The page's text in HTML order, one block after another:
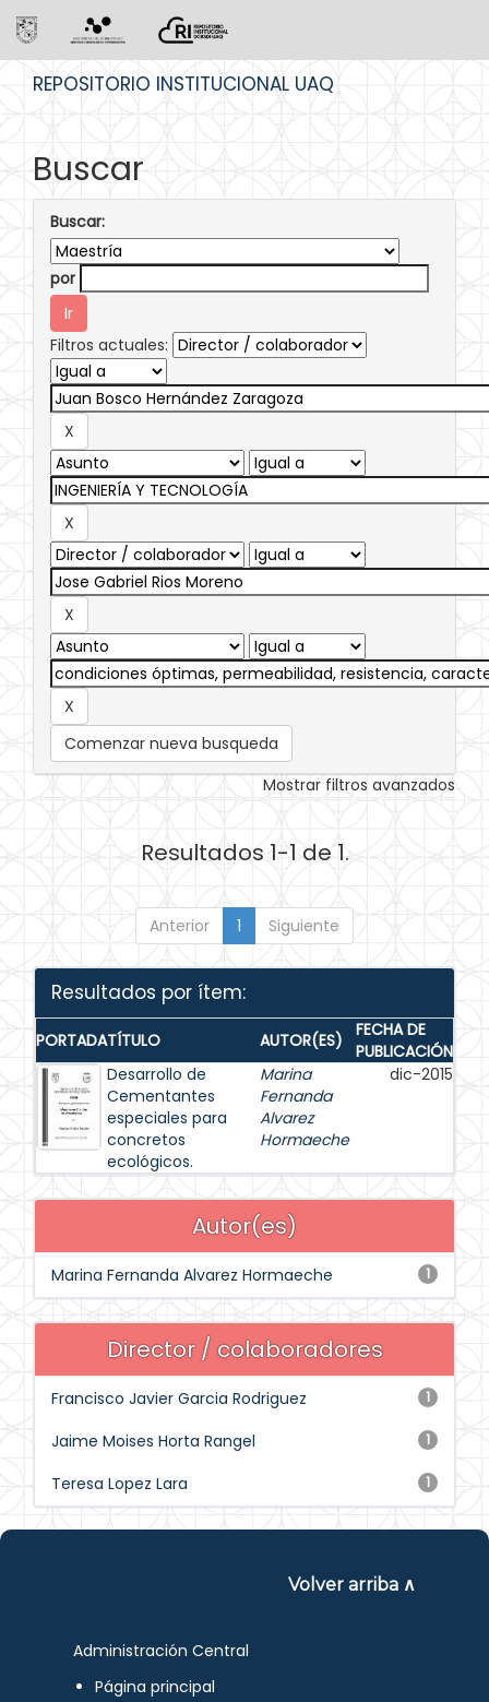
REPOSITORIO INSTITUCIONAL UAQ
Buscar
Buscar:
por
Filtros actuales:
Comenzar nueva busqueda
Mostrar filtros avanzados
Resultados 1-1 de 1.
Anterior 1 Siguiente
Resultados por ítem:
PORTADATÍTULO AUTOR(ES)
FECHA DE
PUBLICACIÓN
Desarrollo de
Cementantes
especiales para
concretos
ecológicos.
Marina
Fernanda
Alvarez
Hormaeche
dic-2015
Autor(es)
1
Marina Fernanda Alvarez Hormaeche
Director / colaboradores
1
Francisco Javier Garcia Rodriguez
1
Jaime Moises Horta Rangel
1
Teresa Lopez Lara
Volver arriba ∧
Administración Central
Página principal